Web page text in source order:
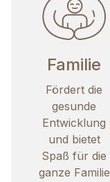
Familie
Fördert die
gesunde
Entwicklung
und bietet
Spaß für die
ganze Familie